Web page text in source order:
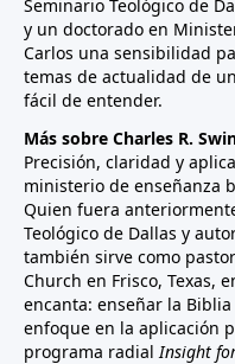
Seminario Teológico de
y un doctorado en
Carlos una sensibilidad
temas de actualidad de
fácil de entender.
Más sobre Charles R.
Precisión, claridad y
ministerio de enseñanza
Quien fuera
Teológico de Dallas y
también sirve como
Church en Frisco, Texas,
encanta: enseñar la
enfoque en la aplicación
programa radialInsight